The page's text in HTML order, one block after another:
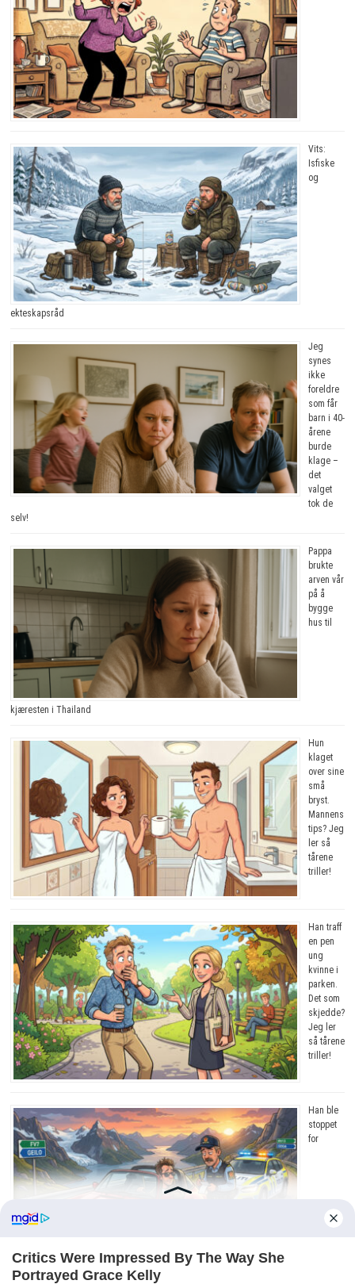
Vits:
Isfiske
og
ekteskapsråd
Jeg
synes
ikke
foreldre
som får
barn i 40-
årene
burde
klage –
det
valget
tok de
selv!
Pappa
brukte
arven vår
på å
bygge
hus til
kjæresten i Thailand
Hun
klaget
over sine
små
bryst.
Mannens
tips? Jeg
ler så
tårene
triller!
Han traff
en pen
ung
kvinne i
parken.
Det som
skjedde?
Jeg ler
så tårene
triller!
Han ble
stoppet
for
råkjøring. Grunnen? Jeg ler så tårene triller!